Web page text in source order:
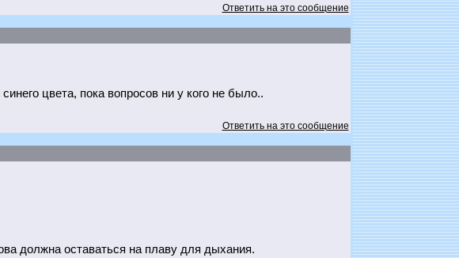
Ответить на это сообщение
цвета, пока вопросов ни у кого не было..
Ответить на это сообщение
должна оставаться на плаву для дыхания.